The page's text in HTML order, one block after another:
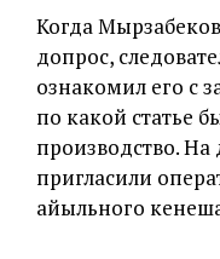
Когда
допрос,
ознакомил его с
по какой статье
производство.
пригласили
айыльного